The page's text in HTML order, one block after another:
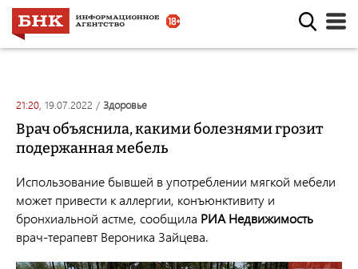
21:20, 19.07.2022 / здоровье
Врач объяснила, какими болезнями грозит
подержанная мебель
Использование бывшей в употреблении мягкой мебели
может привести к аллергии, конъюнктивиту и
бронхиальной астме, сообщила РИА Недвижимость
врач-терапевт Вероника Зайцева.